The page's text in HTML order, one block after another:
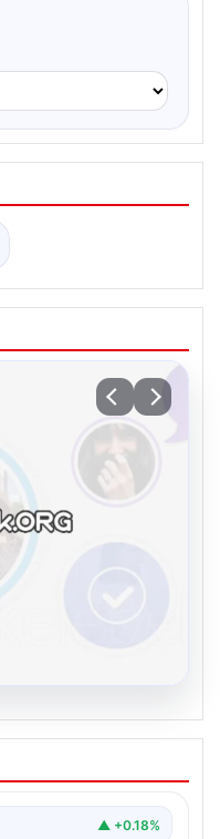
İle Dijital
Ve Sohbet
bir şekilde iletişim
▲ +0.18%